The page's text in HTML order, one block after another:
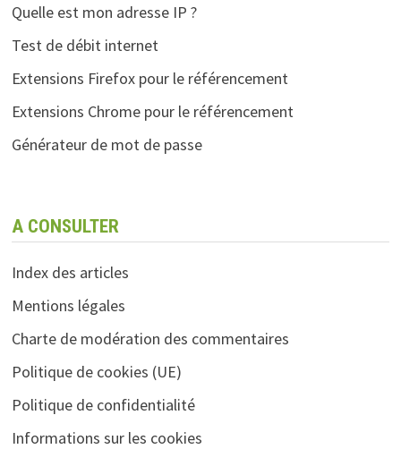
Quelle est mon adresse IP ?
Test de débit internet
Extensions Firefox pour le référencement
Extensions Chrome pour le référencement
Générateur de mot de passe
A CONSULTER
Index des articles
Mentions légales
Charte de modération des commentaires
Politique de cookies (UE)
Politique de confidentialité
Informations sur les cookies